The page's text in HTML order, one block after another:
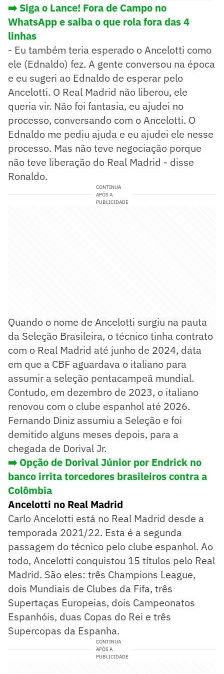
➡️ Siga o Lance! Fora de Campo no
WhatsApp e saiba o que rola fora das 4
linhas
- Eu também teria esperado o Ancelotti como
ele (Ednaldo) fez. A gente conversou na época
e eu sugeri ao Ednaldo de esperar pelo
Ancelotti. O Real Madrid não liberou, ele
queria vir. Não foi fantasia, eu ajudei no
processo, conversando com o Ancelotti. O
Ednaldo me pediu ajuda e eu ajudei ele nesse
processo. Mas não teve negociação porque
não teve liberação do Real Madrid - disse
Ronaldo.
CONTINUA
APÓS A
PUBLICIDADE
Quando o nome de Ancelotti surgiu na pauta
da Seleção Brasileira, o técnico tinha contrato
com o Real Madrid até junho de 2024, data
em que a CBF aguardava o italiano para
assumir a seleção pentacampeã mundial.
Contudo, em dezembro de 2023, o italiano
renovou com o clube espanhol até 2026.
Fernando Diniz assumiu a Seleção e foi
demitido alguns meses depois, para a
chegada de Dorival Jr.
➡️ Opção de Dorival Júnior por Endrick no
banco irrita torcedores brasileiros contra a
Colômbia
Ancelotti no Real Madrid
Carlo Ancelotti está no Real Madrid desde a
temporada 2021/22. Esta é a segunda
passagem do técnico pelo clube espanhol. Ao
todo, Ancelotti conquistou 15 títulos pelo Real
Madrid. São eles: três Champions League,
dois Mundiais de Clubes da Fifa, três
Supertaças Europeias, dois Campeonatos
Espanhóis, duas Copas do Rei e três
Supercopas da Espanha.
CONTINUA
APÓS A
PUBLICIDADE